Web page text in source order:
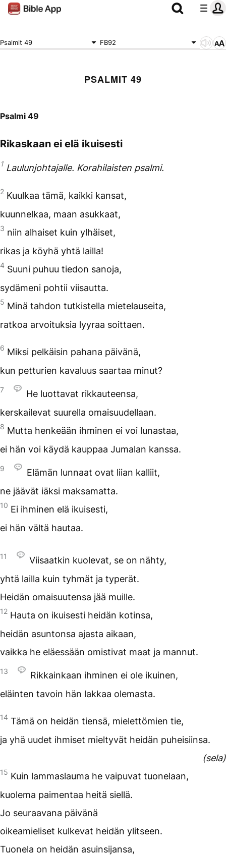
Psalmit 49 FB92
PSALMIT 49
Psalmi 49
Rikaskaan ei elä ikuisesti
1 Laulunjohtajalle. Korahilaisten psalmi.
2 Kuulkaa tämä, kaikki kansat,
kuunnelkaa, maan asukkaat,
3 niin alhaiset kuin ylhäiset,
rikas ja köyhä yhtä lailla!
4 Suuni puhuu tiedon sanoja,
sydämeni pohtii viisautta.
5 Minä tahdon tutkistella mietelauseita,
ratkoa arvoituksia lyyraa soittaen.
6 Miksi pelkäisin pahana päivänä,
kun petturien kavaluus saartaa minut?
7
He luottavat rikkauteensa,
kerskailevat suurella omaisuudellaan.
8 Mutta henkeään ihminen ei voi lunastaa,
ei hän voi käydä kauppaa Jumalan kanssa.
9
Elämän lunnaat ovat liian kalliit,
ne jäävät iäksi maksamatta.
10 Ei ihminen elä ikuisesti,
ei hän vältä hautaa.
11
Viisaatkin kuolevat, se on nähty,
yhtä lailla kuin tyhmät ja typerät.
Heidän omaisuutensa jää muille.
12 Hauta on ikuisesti heidän kotinsa,
heidän asuntonsa ajasta aikaan,
vaikka he eläessään omistivat maat ja mannut.
13
Rikkainkaan ihminen ei ole ikuinen,
eläinten tavoin hän lakkaa olemasta.
14 Tämä on heidän tiensä, mielettömien tie,
ja yhä uudet ihmiset mieltyvät heidän puheisiinsa.
(sela)
15 Kuin lammaslauma he vaipuvat tuonelaan,
kuolema paimentaa heitä siellä.
Jo seuraavana päivänä
oikeamieliset kulkevat heidän ylitseen.
Tuonela on heidän asuinsijansa,